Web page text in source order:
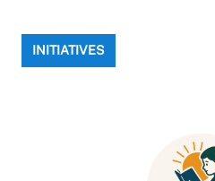
INITIATIVES